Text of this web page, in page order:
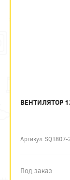
ВЕНТИЛЯТОР
Артикул: SQ1807-
Под заказ